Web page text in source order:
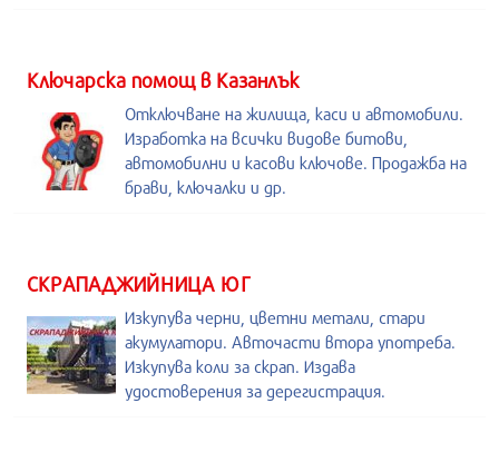
Kлючарска помощ в Казанлък
Отключване на жилища, каси и автомобили.
Изработка на всички видове битови,
автомобилни и касови ключове. Продажба на
брави, ключалки и др.
СКРАПАДЖИЙНИЦА ЮГ
Изкупува черни, цветни метали, стари
акумулатори. Авточасти втора употреба.
Изкупува коли за скрап. Издава
удостоверения за дерегистрация.